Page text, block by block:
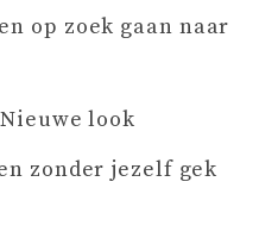
op zoek gaan naar
look
zonder jezelf gek